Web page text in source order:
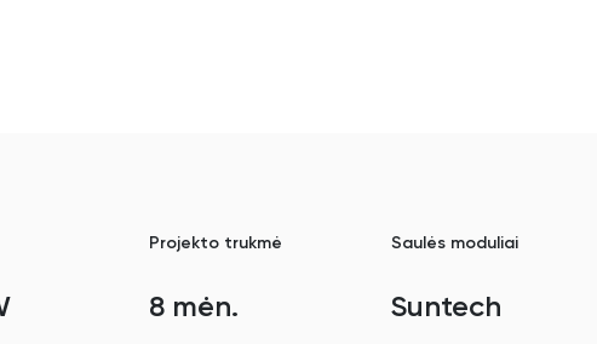
Projekto trukmė
8 mėn.
Saulės moduliai
Suntech